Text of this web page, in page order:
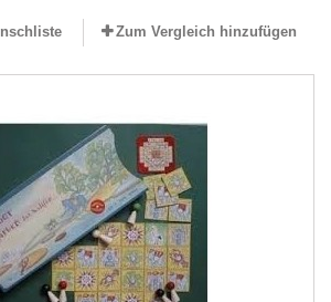
Zum Vergleich hinzufügen